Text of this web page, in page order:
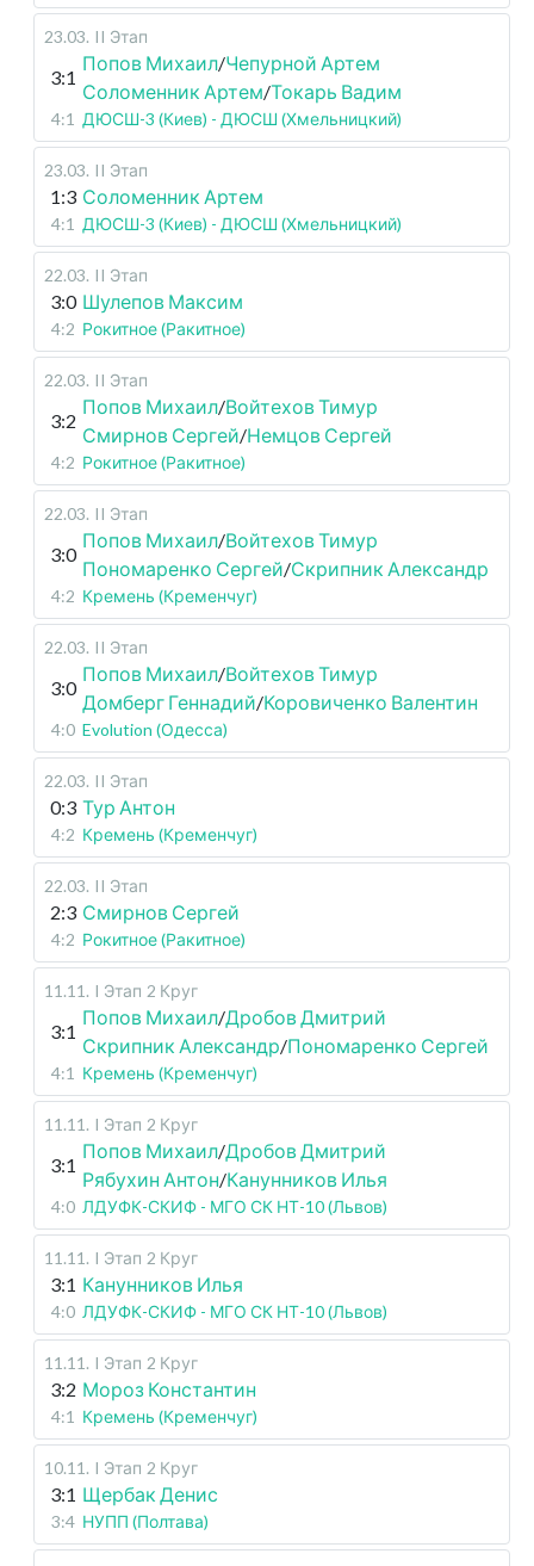
23.03. II Этап
3:1
Попов Михаил/Чепурной Артем
Соломенник Артем/Токарь Вадим
4:1 ДЮСШ-3 (Киев) - ДЮСШ (Хмельницкий)
23.03. II Этап
1:3 Соломенник Артем
4:1 ДЮСШ-3 (Киев) - ДЮСШ (Хмельницкий)
22.03. II Этап
3:0 Шулепов Максим
4:2 Рокитное (Ракитное)
22.03. II Этап
3:2
Попов Михаил/Войтехов Тимур
Смирнов Сергей/Немцов Сергей
4:2 Рокитное (Ракитное)
22.03. II Этап
3:0
Попов Михаил/Войтехов Тимур
Пономаренко Сергей/Скрипник Александр
4:2 Кремень (Кременчуг)
22.03. II Этап
3:0
Попов Михаил/Войтехов Тимур
Домберг Геннадий/Коровиченко Валентин
4:0 Evolution (Одесса)
22.03. II Этап
0:3 Тур Антон
4:2 Кремень (Кременчуг)
22.03. II Этап
2:3 Смирнов Сергей
4:2 Рокитное (Ракитное)
11.11 . I Этап 2 Круг
3:1
Попов Михаил/Дробов Дмитрий
Скрипник Александр/Пономаренко Сергей
4:1 Кремень (Кременчуг)
11.11 . I Этап 2 Круг
3:1
Попов Михаил/Дробов Дмитрий
Рябухин Антон/Канунников Илья
4:0 ЛДУФК-СКИФ - МГО СК НТ-10 (Львов)
11.11 . I Этап 2 Круг
3:1 Канунников Илья
4:0 ЛДУФК-СКИФ - МГО СК НТ-10 (Львов)
11.11 . I Этап 2 Круг
3:2 Мороз Константин
4:1 Кремень (Кременчуг)
10.11 . I Этап 2 Круг
3:1 Щербак Денис
3:4 НУПП (Полтава)